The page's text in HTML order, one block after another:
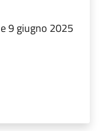
9 giugno 2025